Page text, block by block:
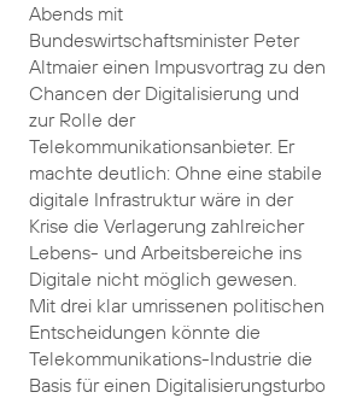
Abends mit
Bundeswirtschaftsminister Peter
Altmaier einen Impusvortrag zu den
Chancen der Digitalisierung und
zur Rolle der
Telekommunikationsanbieter. Er
machte deutlich: Ohne eine stabile
digitale Infrastruktur wäre in der
Krise die Verlagerung zahlreicher
Lebens- und Arbeitsbereiche ins
Digitale nicht möglich gewesen.
Mit drei klar umrissenen politischen
Entscheidungen könnte die
Telekommunikations-Industrie die
Basis für einen Digitalisierungsturbo